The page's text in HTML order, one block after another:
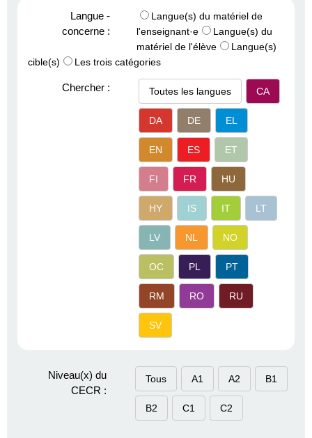
Langue -
concerne :
Langue(s) du matériel de
l'enseignant·e
Langue(s) du
matériel de l'élève
Langue(s)
cible(s)
Les trois catégories
Chercher : Toutes les langues CA
DA DE EL
EN ES ET
FI FR HU
HY IS IT LT
LV NL NO
OC PL PT
RM RO RU
SV
Niveau(x) du
CECR :
Tous A1 A2 B1
B2 C1 C2